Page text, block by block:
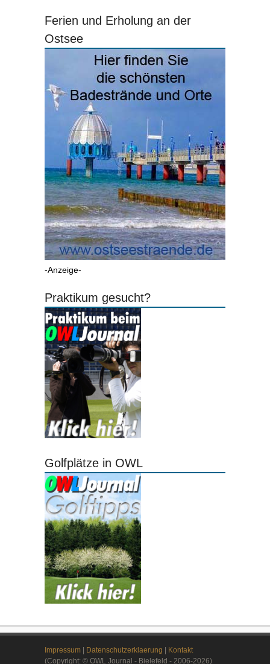
Ferien und Erholung an der
Ostsee
-Anzeige-
Praktikum gesucht?
Golfplätze in OWL
Impressum Datenschutzerklaerung
Kontakt
(Copyright: © OWL Journal - Bielefeld - 2006-2026)